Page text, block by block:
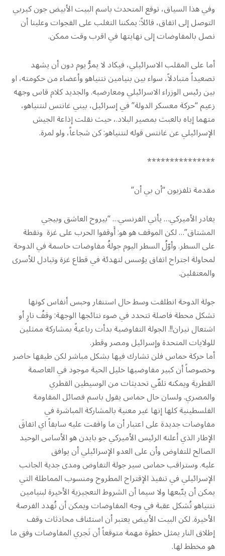
وفي هذا السياق، توقع المتحدث باسم البيت الأبيض جون كيربي
التوصل إلى اتفاق، قائلاً: يمكننا التغلب على الفجوات وعلينا أن
نصل بالمفاوضات إلى نهايتها في اقرب وقت ممكن.
أما على المقلب الاسرائيلي، فيكاد لا يمرُّ يوم دون أن يشهد
تصعيداً متبادلاً، سواء بين بنيامين نتنياهو وأعضاء من حكومته، او
بين رئيس الوزراء الاسرائيلي ومعارضيه. والجديد كلام قاس وجهه
زعيم “حركة معسكر الدولة” في إسرائيل، بيني غانتس لنتنياهو،
متهما إياه بالعبث بمصير البلاد.، حيث نقلت إذاعة الجيش
الإسرائيلي عن غانتس قوله لنتنياهو: كن شجاعاً، ولو لمرة.
***************
مقدمة تلفزيون “أن بي أن”
يغادر الأميركي… يأتي الفرنسي… “بيروح العاشق وبيجي
المشتاق”… لكن الموقف هو هو: أَوقفوا الحرب على غزة ونقطة
على السطر. وأوّلُ السطر اليوم جولةُ مفاوضات حاسمة في الدوحة
لمحاولة اجتراح اتفاق يؤسس لتهدئة في قطاع غزة وتبادل للأسرى
والمعتقلين.
جولة الدوحة انطلقت وسط حال استنفار وحبس أنفاس كونها
تشكل محطة فاصلة تتحدد في ضوء نتائجها الوجهة: وقفُ نارٍ أو
اشتعال نيران!!. الجولة التفاوضية بدأت رباعيةً بمشاركة ممثلين
للولايات المتحدة وإسرائيل ومصر وقطر.
أما حركة حماس فلن تشارك فيها بشكل مباشر لكن طيفها حاضر
وخصوصاً أن كبير مفاوضيها خليل الحية موجود في العاصمة
القطرية ويمكنه تلقّي تحديثات من الوسيطين القطري
والمصري. ولسان حال حماس يقول باسم فصائل المقاومة
الفلسطينية كلها إنها غير معنية بالمشاركة المباشرة في
مفاوضات جديدة على اعتبار أن ما وافقت عليه سابقاً اي اتفاقَ
الإطار الذي أعلنه الرئيس الأميركي جو بايدن هو الأساس الوحيد
الصالح للتفاوض وأن على العدو الإسرائيلي أن يوافق
عليه. وستراقب حماس سير جولة التفاوض ومدى جدية الجانب
الإسرائيلي في تنفيذ الإقتراح المطروح ومنسوب المماطلة التي
يمكن أن يتّبعها ولا سيما أن الشروط التعجيزية الأخيرة لبنيامين
نتنياهو تُشكل عقبة في وجه المفاوضات ويمكن أن تُهدد الفرصة
الأخيرة. لكن البيت الأبيض يعتبر أن استئناف محادثات وقف
إطلاق النار يمثل خطوة مهمة متوقعاً أن تَجري المفاوضات وفق ما
هو مخطط لها.